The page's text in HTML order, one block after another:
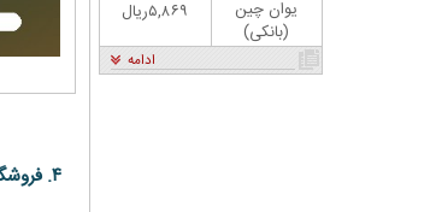
۴. فروشگاه ‌های اطراف حرم
یوان چین
(بانکی)
۵,۸۶۹ریال
ادامه